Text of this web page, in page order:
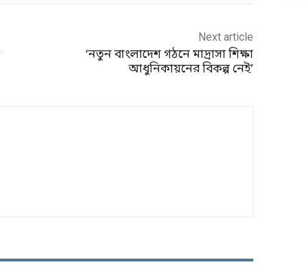
Next article
‘নতুন বাংলাদেশ গঠনে মাদ্রাসা শিক্ষা
আধুনিকায়নের বিকল্প নেই’